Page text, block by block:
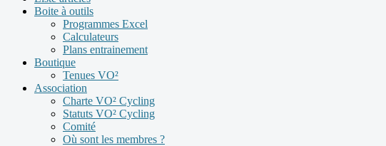
Boite à outils
Programmes Excel
Calculateurs
Plans entrainement
Boutique
Tenues VO²
Association
Charte VO² Cycling
Statuts VO² Cycling
Comité
Où sont les membres ?